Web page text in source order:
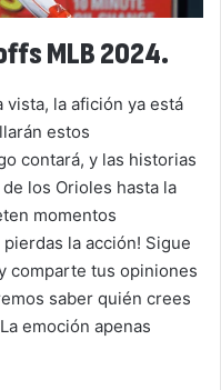
MLB 2024.
vista, la afición ya está
estos
contará, y las historias
los Orioles hasta la
momentos
la acción! Sigue
comparte tus opiniones
saber quién crees
emoción apenas